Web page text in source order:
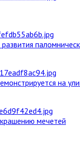
на
мечетей